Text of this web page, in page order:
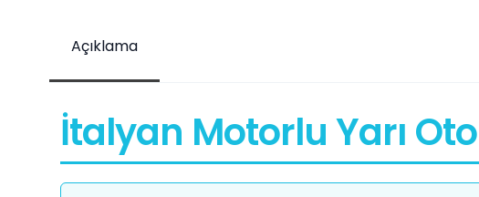
Açıklama
İtalyan Motorlu Yarı